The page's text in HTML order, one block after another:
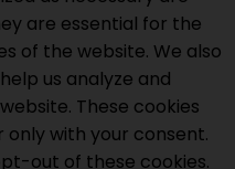
are essential for the
of the website. We also
us analyze and
These cookies
with your consent.
out of these cookies.